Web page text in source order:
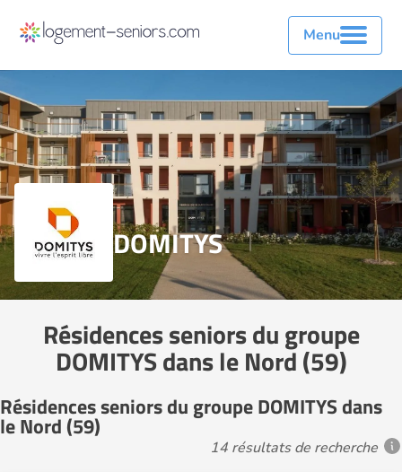
Menu
DOMITYS
Résidences seniors du groupe
DOMITYS dans le Nord (59)
Résidences seniors du groupe DOMITYS dans
le Nord (59)
14 résultats de recherche